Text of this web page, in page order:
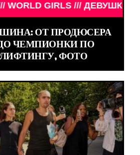
/// ДЕВУШКИ
ОТ ПРОДЮСЕРА
ЧЕМПИОНКИ ПО
ФОТО